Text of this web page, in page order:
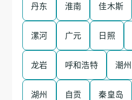
丹东 淮南 佳木斯
漯河 广元 日照
龙岩 呼和浩特 潮州
湖州 自贡 秦皇岛